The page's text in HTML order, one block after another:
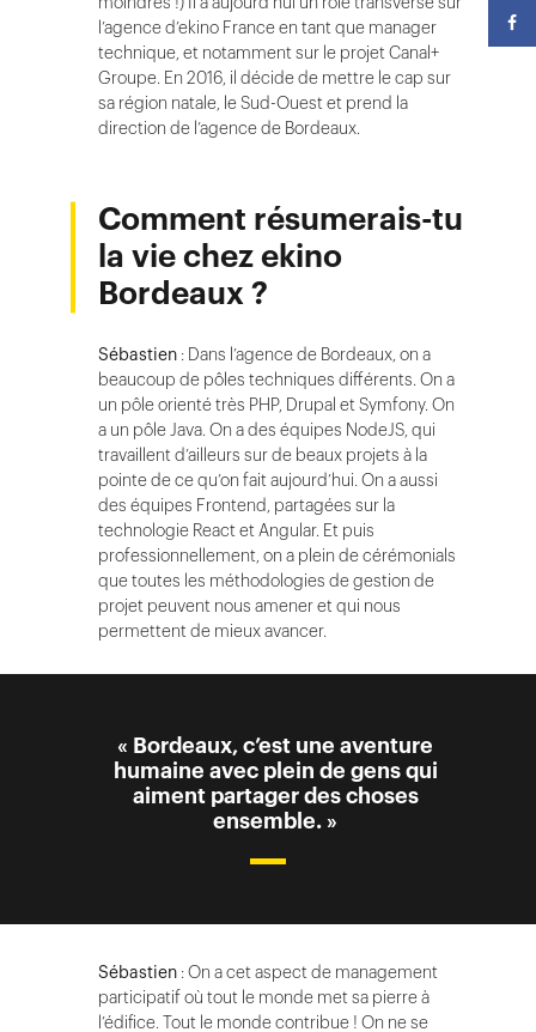
l’agence d’ekino France en tant que manager
technique, et notamment sur le projet Canal+
Groupe. En 2016, il décide de mettre le cap sur
sa région natale, le Sud-Ouest et prend la
direction de l’agence de Bordeaux.
Comment résumerais-tu
la vie chez ekino
Bordeaux ?
Sébastien : Dans l’agence de Bordeaux, on a
beaucoup de pôles techniques différents. On a
un pôle orienté très PHP, Drupal et Symfony. On
a un pôle Java. On a des équipes NodeJS, qui
travaillent d’ailleurs sur de beaux projets à la
pointe de ce qu’on fait aujourd’hui. On a aussi
des équipes Frontend, partagées sur la
technologie React et Angular. Et puis
professionnellement, on a plein de cérémonials
que toutes les méthodologies de gestion de
projet peuvent nous amener et qui nous
permettent de mieux avancer.
« Bordeaux, c’est une aventure
humaine avec plein de gens qui
aiment partager des choses
ensemble. »
Sébastien : On a cet aspect de management
participatif où tout le monde met sa pierre à
l’édifice. Tout le monde contribue ! On ne se